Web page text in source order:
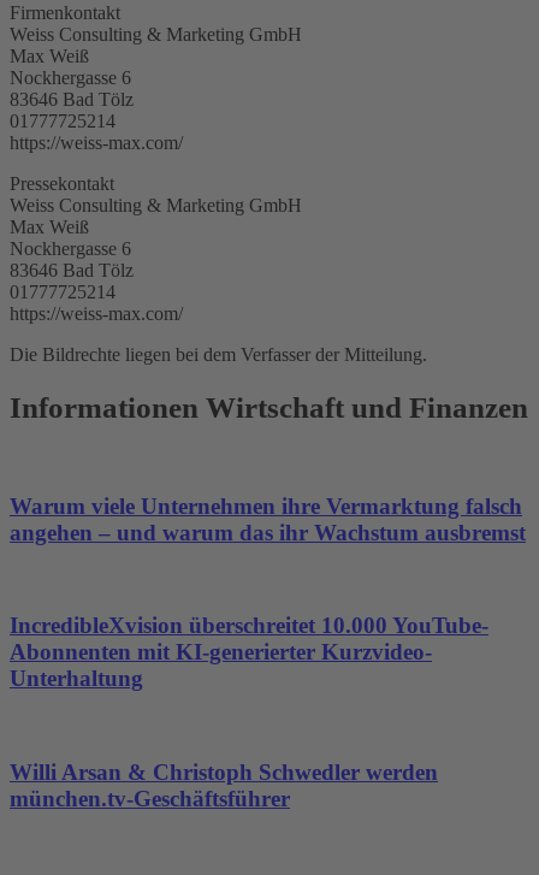
Firmenkontakt
Weiss Consulting & Marketing GmbH
Max Weiß
Nockhergasse 6
83646 Bad Tölz
01777725214
https://weiss-max.com/
Pressekontakt
Weiss Consulting & Marketing GmbH
Max Weiß
Nockhergasse 6
83646 Bad Tölz
01777725214
https://weiss-max.com/
Die Bildrechte liegen bei dem Verfasser der Mitteilung.
Informationen Wirtschaft und Finanzen
Warum viele Unternehmen ihre Vermarktung falsch
angehen – und warum das ihr Wachstum ausbremst
IncredibleXvision überschreitet 10.000 YouTube-
Abonnenten mit KI-generierter Kurzvideo-
Unterhaltung
Willi Arsan & Christoph Schwedler werden
münchen.tv-Geschäftsführer